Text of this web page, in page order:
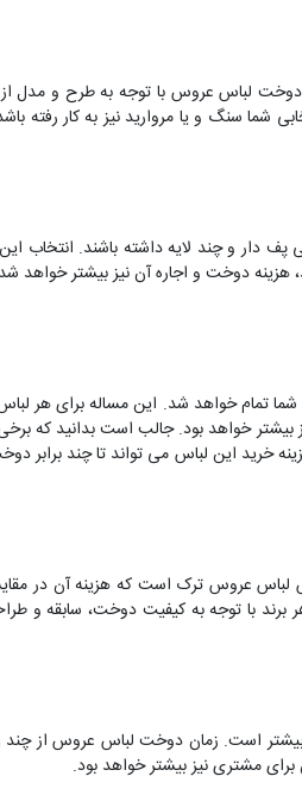
لباس عروس با توجه به طرح و مدل از
سنگ و یا مروارید نیز به کار رفته
دار و چند لایه داشته باشند. انتخاب
هزینه دوخت و اجاره آن نیز بیشتر خواهد
خواهد شد. این مساله برای هر لباس
بیشتر خواهد بود. جالب است بدانید که
خرید این لباس می تواند تا چند برابر
لباس عروس ترک است که هزینه آن در
هر برند با توجه به کیفیت دوخت، سابقه
است. زمان دوخت لباس عروس از چند
مشتری نیز بیشتر خواهد بود.